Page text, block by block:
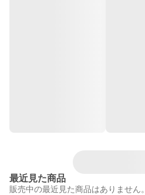
最近見た商品
販売中の最近見た商品はありません。